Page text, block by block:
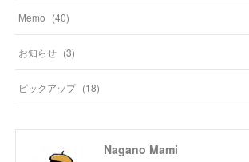
Memo (40)
お知らせ (3)
ピックアップ (18)
Nagano Mami